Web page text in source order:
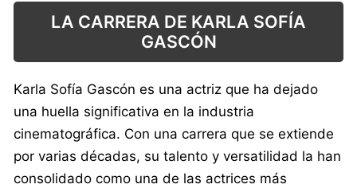
LA CARRERA DE KARLA SOFÍA
GASCÓN
Karla Sofía Gascón es una actriz que ha dejado
una huella significativa en la industria
cinematográfica. Con una carrera que se extiende
por varias décadas, su talento y versatilidad la han
consolidado como una de las actrices más